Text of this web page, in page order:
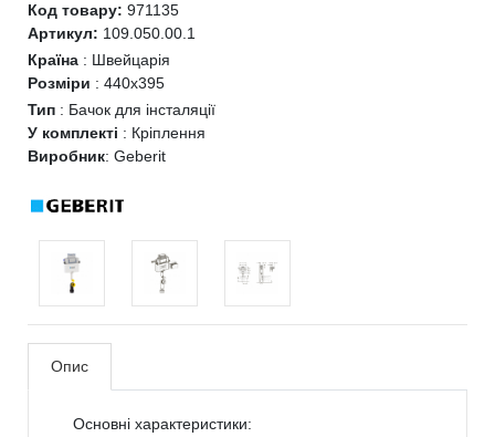
Код товару: 971135
Артикул: 109.050.00.1
Країна : Швейцарія
Розміри : 440x395
Тип : Бачок для інсталяції
У комплекті : Кріплення
Виробник: Geberit
Опис
Основні характеристики: